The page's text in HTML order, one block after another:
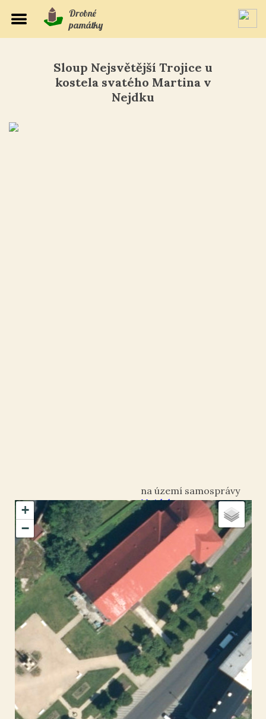
Drobné
památky
Sloup Nejsvětější Trojice u
kostela svatého Martina v
Nejdku
+
−
Nejdek
okres Karlovy Vary
Nejdek
50.325389 ,12.733499
Sloup